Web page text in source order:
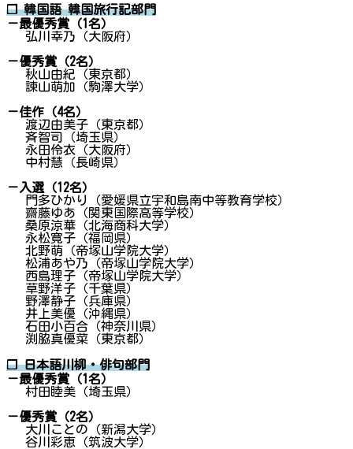
❐ 韓国語 韓国旅行記部門
－最優秀賞（1名）
弘川幸乃（大阪府）
－優秀賞（2名）
秋山由紀（東京都）
諫山萌加（駒澤大学）
－佳作（4名）
渡辺由美子（東京都）
斉智司（埼玉県）
永田伶衣（大阪府）
中村慧（長崎県）
－入選（12名）
門多ひかり（愛媛県立宇和島南中等教育学校）
齋藤ゆあ（関東国際高等学校）
桑原涼華（北海商科大学）
永松寛子（福岡県）
北野萌（帝塚山学院大学）
松浦あや乃（帝塚山学院大学）
西島理子（帝塚山学院大学）
草野洋子（千葉県）
野澤静子（兵庫県）
井上美優（沖縄県）
石田小百合（神奈川県）
渕脇真優菜（東京都）
❐ 日本語川柳・俳句部門
－最優秀賞（1名）
村田睦美（埼玉県）
－優秀賞（2名）
大川ことの（新潟大学）
谷川彩恵（筑波大学）